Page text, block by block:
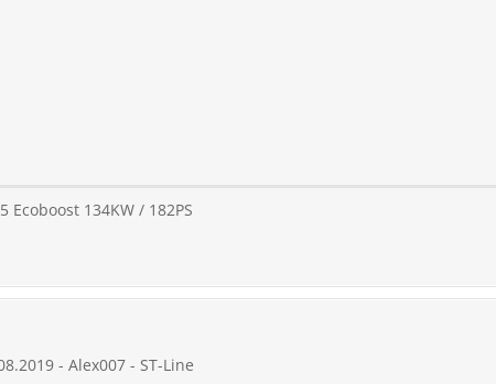
Ecoboost 134KW / 182PS
- Alex007 - ST-Line